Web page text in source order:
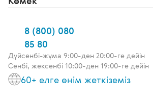
8 (800) 080
85 80
Дүйсенбі-жұма 9:00-ден 20:00-ге дейін
Сенбі, жексенбі 10:00-ден 19:00-ге дейін
60+ елге өнім жеткіземіз